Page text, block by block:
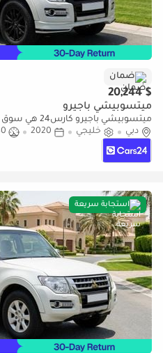
ضمان
$ 20,244
ميتسوبيشي باجيرو
ميتسوبيشي
ومضمون ٪كارس24 هي
دبي خليجي 2020
استجابة سريعة